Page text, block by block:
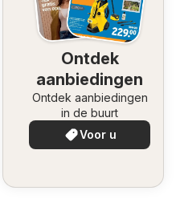
Ontdek
aanbiedingen
Ontdek aanbiedingen
in de buurt
Voor u